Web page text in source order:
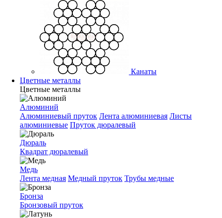
Канаты
Цветные металлы
Цветные металлы
Алюминий
Алюминиевый пруток Лента алюминиевая Листы
алюминиевые Пруток дюралевый
Дюраль
Квадрат дюралевый
Медь
Лента медная Медный пруток Трубы медные
Бронза
Бронзовый пруток